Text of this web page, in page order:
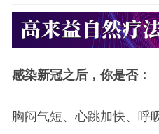
感染新冠之后，你是否：
胸闷气短、心跳加快、呼